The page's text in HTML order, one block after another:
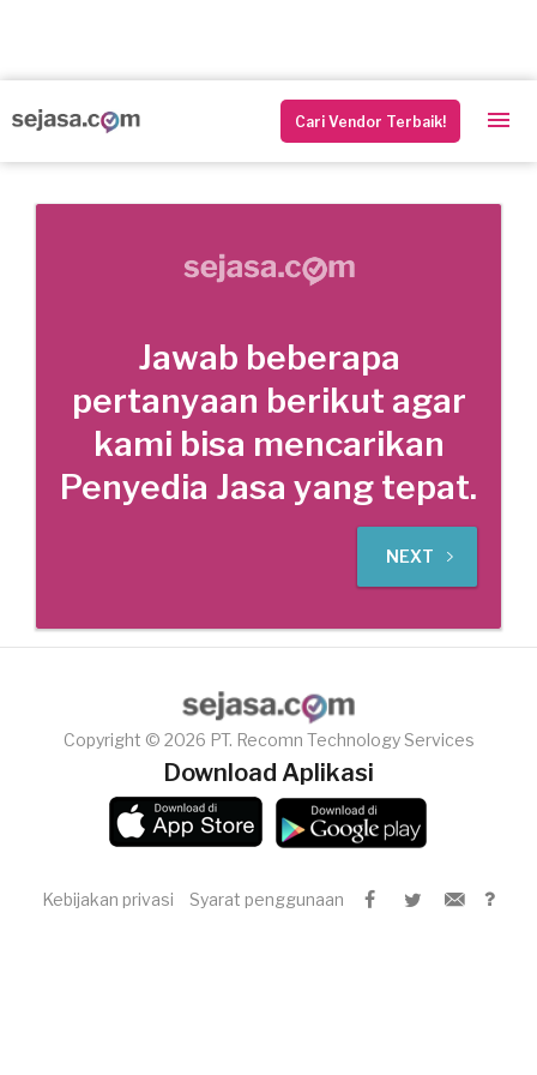
Cari Vendor Terbaik!
Jawab beberapa
pertanyaan berikut agar
kami bisa mencarikan
Penyedia Jasa yang tepat.
NEXT
Copyright © 2026 PT. Recomn Technology Services
Download Aplikasi
Kebijakan privasi Syarat penggunaan